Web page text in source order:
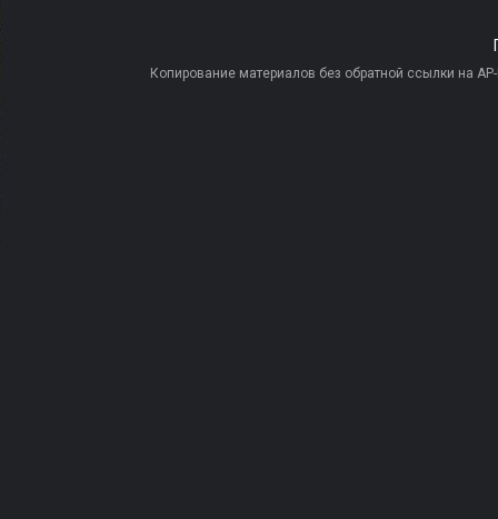
Копирование материалов без обратной ссылки на